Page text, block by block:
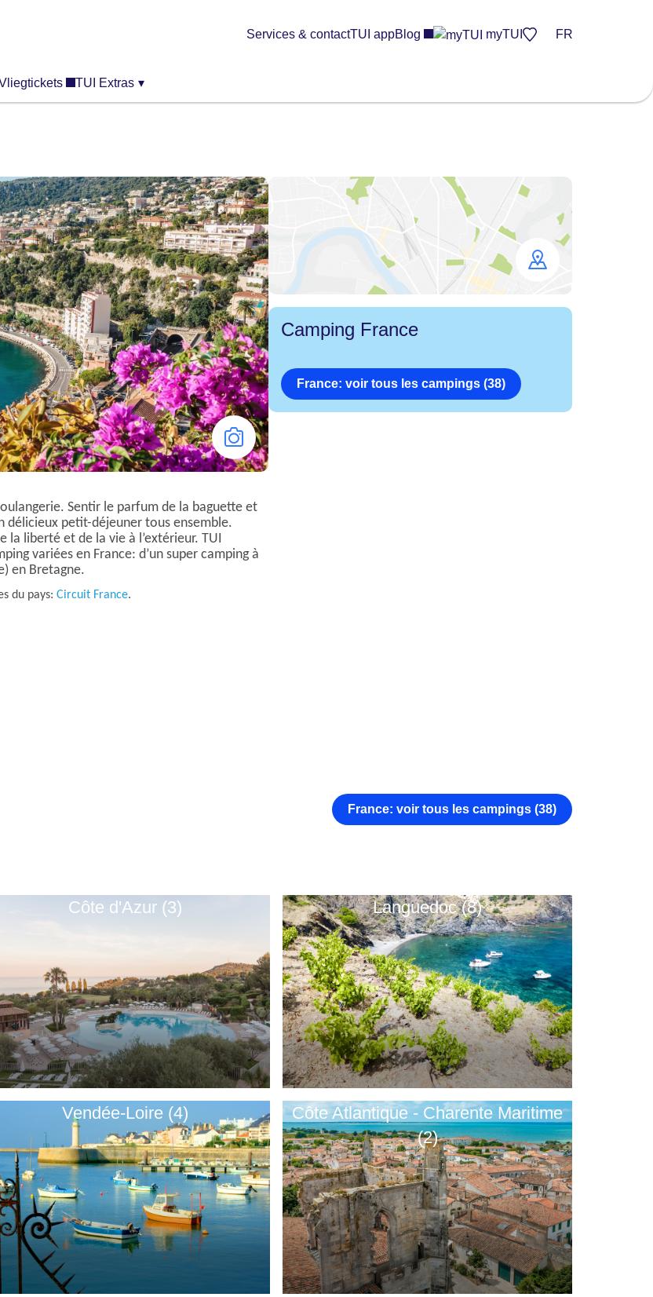
TUI Extras ▾
Services & contactTUI appBlog myTUI FR
Sentir le parfum de la baguette et
délicieux petit-déjeuner tous ensemble.
la liberté et de la vie à l’extérieur. TUI
variées en France: d’un super camping à
en Bretagne.
du pays: Circuit France.
Camping France
France: voir tous les campings (38)
France: voir tous les campings (38)
Côte d'Azur (3) Languedoc (8)
Vendée-Loire (4)
Côte Atlantique - Charente Maritime
(2)